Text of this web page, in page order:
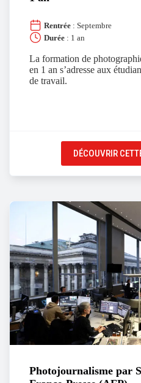
Rentrée : Septembre
Durée : 1 an
La formation de
en 1 an s’adresse aux
de travail.
DÉCOUVRIR
Photojournalisme par